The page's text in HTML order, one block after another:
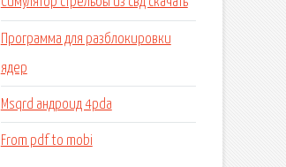
Программа для разблокировки
ядер
Msqrd андроид 4pda
From pdf to mobi